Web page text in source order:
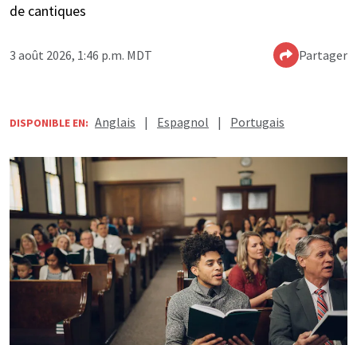
de cantiques
3 août 2026, 1:46 p.m. MDT Partager
DISPONIBLE EN: Anglais | Espagnol | Portugais